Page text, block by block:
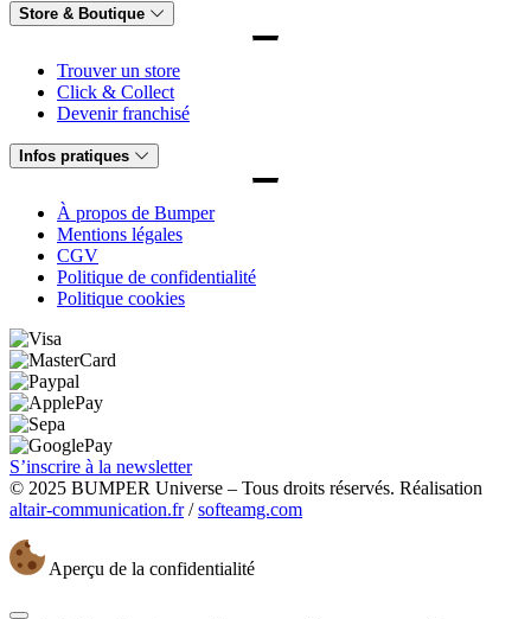
Store & Boutique
Trouver un store
Click & Collect
Devenir franchisé
Infos pratiques
À propos de Bumper
Mentions légales
CGV
Politique de confidentialité
Politique cookies
S’inscrire à la newsletter
© 2025 BUMPER Universe – Tous droits réservés. Réalisation
altair-communication.fr/softeamg.com
Aperçu de la confidentialité